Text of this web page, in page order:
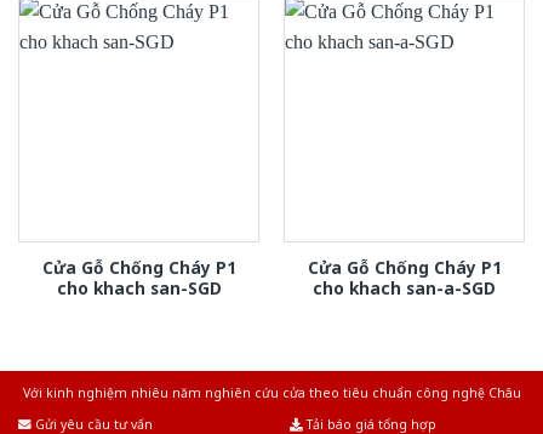
Cửa Gỗ Chống Cháy P1
cho khach san-SGD
Cửa Gỗ Chống Cháy P1
cho khach san-a-SGD
Với kinh nghiệm nhiêu năm nghiên cứu cửa theo tiêu chuẩn công nghệ Châu
Gửi yêu cầu tư vấn
Tải báo giá tổng hợp